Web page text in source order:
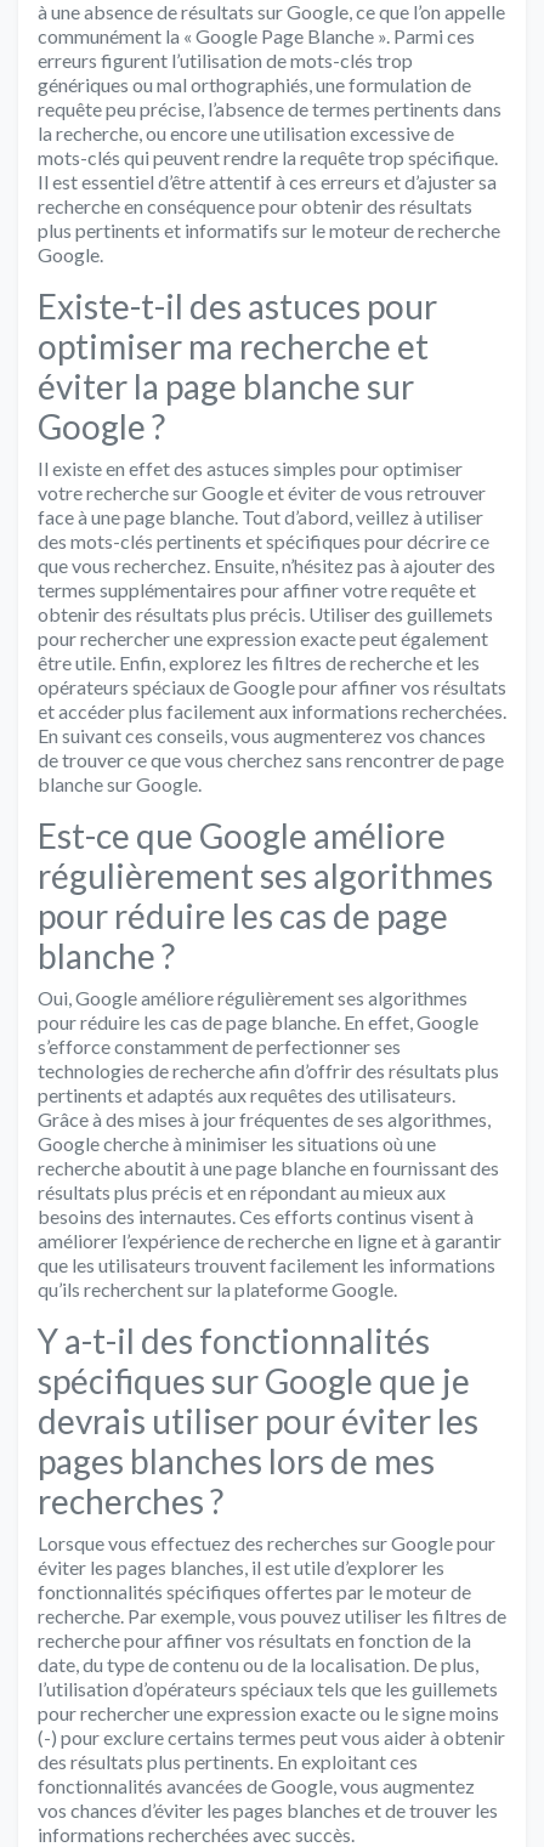
à une absence de résultats sur Google, ce que l’on appelle
communément la « Google Page Blanche ». Parmi ces
erreurs figurent l’utilisation de mots-clés trop
génériques ou mal orthographiés, une formulation de
requête peu précise, l’absence de termes pertinents dans
la recherche, ou encore une utilisation excessive de
mots-clés qui peuvent rendre la requête trop spécifique.
Il est essentiel d’être attentif à ces erreurs et d’ajuster sa
recherche en conséquence pour obtenir des résultats
plus pertinents et informatifs sur le moteur de recherche
Google.
Existe-t-il des astuces pour
optimiser ma recherche et
éviter la page blanche sur
Google ?
Il existe en effet des astuces simples pour optimiser
votre recherche sur Google et éviter de vous retrouver
face à une page blanche. Tout d’abord, veillez à utiliser
des mots-clés pertinents et spécifiques pour décrire ce
que vous recherchez. Ensuite, n’hésitez pas à ajouter des
termes supplémentaires pour affiner votre requête et
obtenir des résultats plus précis. Utiliser des guillemets
pour rechercher une expression exacte peut également
être utile. Enfin, explorez les filtres de recherche et les
opérateurs spéciaux de Google pour affiner vos résultats
et accéder plus facilement aux informations recherchées.
En suivant ces conseils, vous augmenterez vos chances
de trouver ce que vous cherchez sans rencontrer de page
blanche sur Google.
Est-ce que Google améliore
régulièrement ses algorithmes
pour réduire les cas de page
blanche ?
Oui, Google améliore régulièrement ses algorithmes
pour réduire les cas de page blanche. En effet, Google
s’efforce constamment de perfectionner ses
technologies de recherche afin d’offrir des résultats plus
pertinents et adaptés aux requêtes des utilisateurs.
Grâce à des mises à jour fréquentes de ses algorithmes,
Google cherche à minimiser les situations où une
recherche aboutit à une page blanche en fournissant des
résultats plus précis et en répondant au mieux aux
besoins des internautes. Ces efforts continus visent à
améliorer l’expérience de recherche en ligne et à garantir
que les utilisateurs trouvent facilement les informations
qu’ils recherchent sur la plateforme Google.
Y a-t-il des fonctionnalités
spécifiques sur Google que je
devrais utiliser pour éviter les
pages blanches lors de mes
recherches ?
Lorsque vous effectuez des recherches sur Google pour
éviter les pages blanches, il est utile d’explorer les
fonctionnalités spécifiques offertes par le moteur de
recherche. Par exemple, vous pouvez utiliser les filtres de
recherche pour affiner vos résultats en fonction de la
date, du type de contenu ou de la localisation. De plus,
l’utilisation d’opérateurs spéciaux tels que les guillemets
pour rechercher une expression exacte ou le signe moins
(-) pour exclure certains termes peut vous aider à obtenir
des résultats plus pertinents. En exploitant ces
fonctionnalités avancées de Google, vous augmentez
vos chances d’éviter les pages blanches et de trouver les
informations recherchées avec succès.